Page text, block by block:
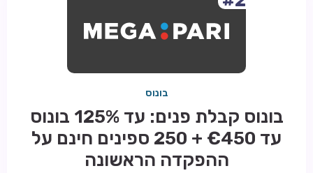
בונוס
בונוס קבלת פנים: עד 125% בונוס
עד €450 + 250 ספינים חינם על
ההפקדה הראשונה